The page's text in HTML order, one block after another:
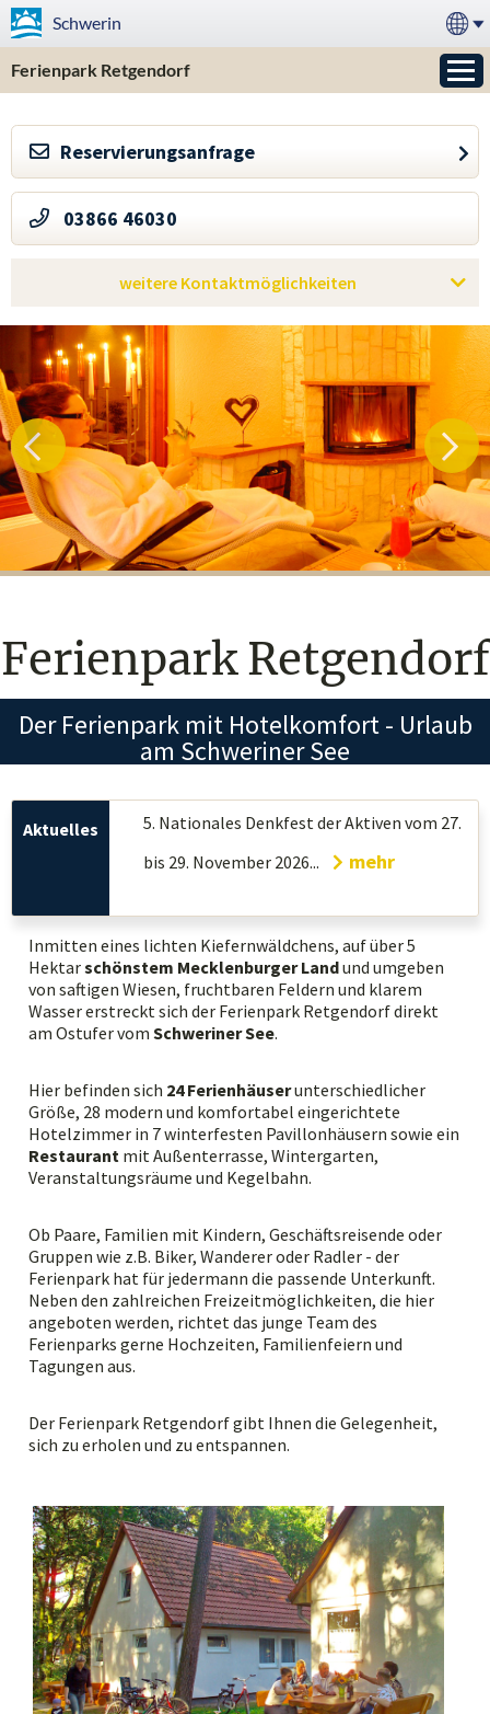
Schwerin
Ferienpark Retgendorf
Reservierungsanfrage
03866 46030
weitere Kontaktmöglichkeiten
Ferienpark Retgendorf
Der Ferienpark mit Hotelkomfort - Urlaub
am Schweriner See
5. Nationales Denkfest der Aktiven vom 27.
bis 29. November 2026...
mehr
Inmitten eines lichten Kiefernwäldchens, auf über 5
Hektarschönstem Mecklenburger Landund umgeben
von saftigen Wiesen, fruchtbaren Feldern und klarem
Wasser erstreckt sich der Ferienpark Retgendorf direkt
am Ostufer vom Schweriner See.
Hier befinden sich 24 Ferienhäuserunterschiedlicher
Größe, 28 modern und komfortabel eingerichtete
Hotelzimmer in 7 winterfesten Pavillonhäusern sowie ein
Restaurant mit Außenterrasse, Wintergarten,
Veranstaltungsräume und Kegelbahn.
Ob Paare, Familien mit Kindern, Geschäftsreisende oder
Gruppen wie z.B. Biker, Wanderer oder Radler - der
Ferienpark hat für jedermann die passende Unterkunft.
Neben den zahlreichen Freizeitmöglichkeiten, die hier
angeboten werden, richtet das junge Team des
Ferienparks gerne Hochzeiten, Familienfeiern und
Tagungen aus.
Der Ferienpark Retgendorf gibt Ihnen die Gelegenheit,
sich zu erholen und zu entspannen.